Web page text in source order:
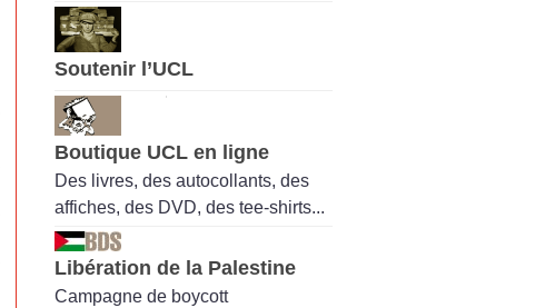
Soutenir l’UCL
Boutique UCL en ligne
Des livres, des autocollants, des
affiches, des DVD, des tee-shirts...
Libération de la Palestine
Campagne de boycott